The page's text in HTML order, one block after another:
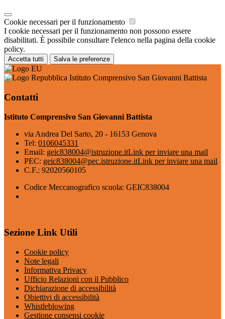
Cookie necessari per il funzionamento
I cookie necessari per il funzionamento non possono essere
disabilitati. È possibile consultare l'elenco nella pagina della cookie
policy.
Accetta tutti Salva le preferenze
Istituto Comprensivo San Giovanni Battista
Contatti
Istituto Comprensivo San Giovanni Battista
via Andrea Del Sarto, 20 - 16153 Genova
Tel: 0106045331
Email: geic838004@istruzione.itLink per inviare una mail
PEC: geic838004@pec.istruzione.itLink per inviare una mail
C.F.: 92020560105
Codice Meccanografico scuola: GEIC838004
Sezione Link Utili
Cookie policy
Note legali
Informativa Privacy
Ufficio Relazioni con il Pubblico
Dichiarazione di accessibilità
Obiettivi di accessibilità
Whistleblowing
Gestione consensi cookie